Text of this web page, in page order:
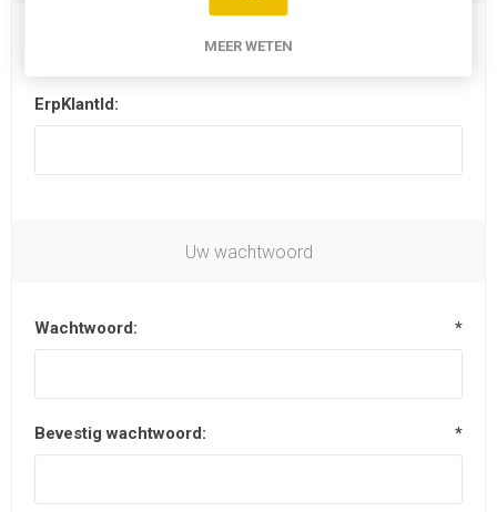
ErpKlantId:
Uw wachtwoord
Wachtwoord: *
Bevestig wachtwoord: *
MEER WETEN